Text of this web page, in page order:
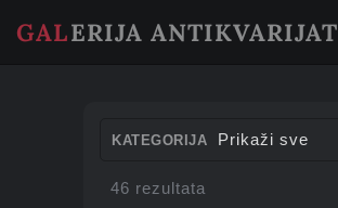
GALERIJA ANTIKVARIJAT
KATEGORIJA Prikaži sve
46 rezultata